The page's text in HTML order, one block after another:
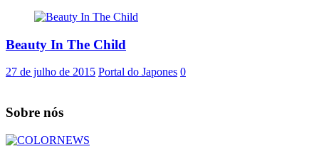
Beauty In The Child
27 de julho de 2015 Portal do Japones 0
Sobre nós